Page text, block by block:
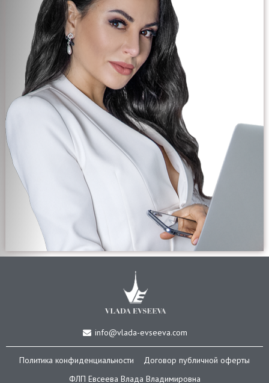
info@vlada-evseeva.com
Политика конфиденциальности
Договор публичной оферты
ФЛП Евсеева Влада Владимировна